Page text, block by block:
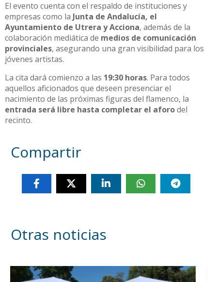
El evento cuenta con el respaldo de instituciones y
empresas como la Junta de Andalucía, el
Ayuntamiento de Utrera y Acciona, además de la
colaboración mediática de medios de comunicación
provinciales, asegurando una gran visibilidad para los
jóvenes artistas.
La cita dará comienzo a las 19:30 horas. Para todos
aquellos aficionados que deseen presenciar el
nacimiento de las próximas figuras del flamenco, la
entrada será libre hasta completar el aforodel
recinto.
Compartir
Otras noticias